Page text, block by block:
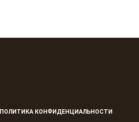
ПОЛИТИКА КОНФИДЕНЦИАЛЬНОСТИ